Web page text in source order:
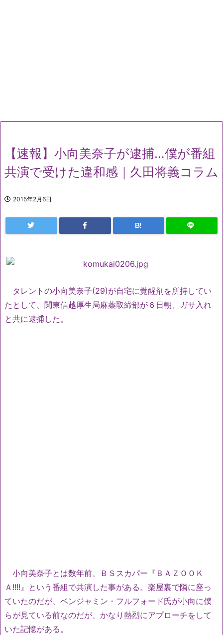
【速報】小向美奈子が逮捕…僕が番組
共演で受けた違和感｜久田将義コラム
2015年2月6日
B!
タレントの小向美奈子(29)が自宅に覚醒剤を所持してい
たとして、関東信越厚生局麻薬取締部が６日朝、ガサ入れ
と共に逮捕した。
小向美奈子とは数年前、ＢＳスカパー『ＢＡＺＯＯＫ
Ａ!!!!』という番組で共演した事がある。楽屋裏で隣に座っ
ていたのだが、ベンジャミン・フルフォード氏が小向に僕
らが見ている前なのだが、かなり熱烈にアプローチをして
いた記憶がある。